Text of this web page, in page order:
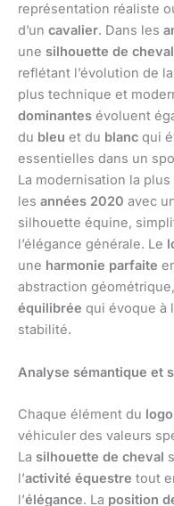
représentation réaliste
d’un cavalier. Dans les
une silhouette de
reflétant l’évolution de
plus technique et
dominantes évoluent
du bleu et du blanc qui
essentielles dans un
La modernisation la
les années 2020 avec
silhouette équine,
l’élégance générale. Le
une harmonie parfaite
abstraction
équilibrée qui évoque à
stabilité.
Analyse sémantique et
Chaque élément du
véhiculer des valeurs
La silhouette de cheval
l’activité équestre tout
l’élégance. La position